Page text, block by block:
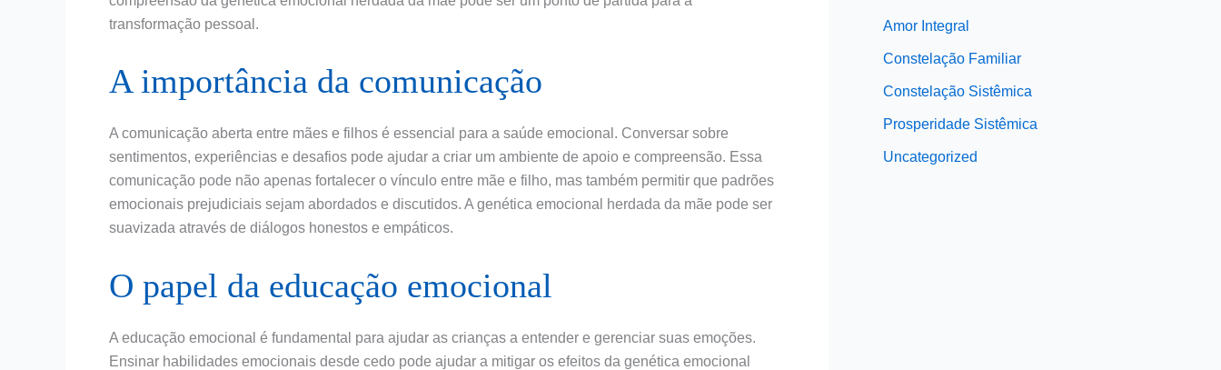
transformação pessoal.
A importância da comunicação
A comunicação aberta entre mães e filhos é essencial para a saúde emocional. Conversar sobre
sentimentos, experiências e desafios pode ajudar a criar um ambiente de apoio e compreensão. Essa
comunicação pode não apenas fortalecer o vínculo entre mãe e filho, mas também permitir que padrões
emocionais prejudiciais sejam abordados e discutidos. A genética emocional herdada da mãe pode ser
suavizada através de diálogos honestos e empáticos.
O papel da educação emocional
A educação emocional é fundamental para ajudar as crianças a entender e gerenciar suas emoções.
Ensinar habilidades emocionais desde cedo pode ajudar a mitigar os efeitos da genética emocional
Amor Integral
Constelação Familiar
Constelação Sistêmica
Prosperidade Sistêmica
Uncategorized